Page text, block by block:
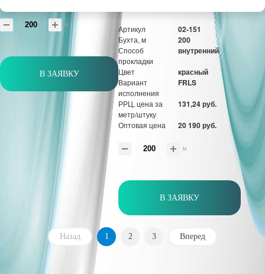
м
В ЗАЯВКУ
Артикул 02-151
Бухта, м 200
Способ
прокладки
внутренний
Цвет красный
Вариант
исполнения
FRLS
РРЦ, цена за
метр/штуку
131,24 руб.
Оптовая цена 20 190 руб.
м
В ЗАЯВКУ
Назад 1 2 3 Вперед